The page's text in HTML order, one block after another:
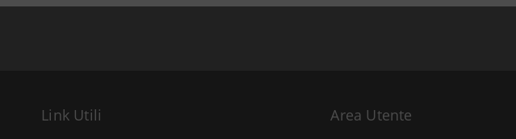
Link Utili Area Utente